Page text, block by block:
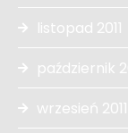
listopad 2011
październik
wrzesień 2011